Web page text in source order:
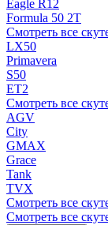
Eagle R12
Formula 50 2Т
Смотреть все
LX50
Primavera
S50
ET2
Смотреть все
AGV
City
GMAX
Grace
Tank
TVX
Смотреть все
Смотреть все